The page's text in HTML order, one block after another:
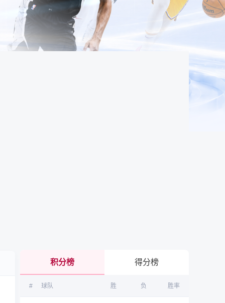
积分榜 得分榜
# 球队 胜 负 胜率